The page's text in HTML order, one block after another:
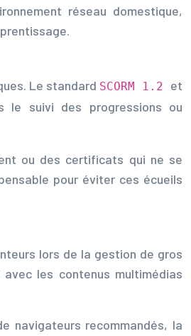
réseau domestique,
Le standard SCORM 1.2 et
le suivi des progressions ou
ou des certificats qui ne se
pour éviter ces écueils
lors de la gestion de gros
les contenus multimédias
navigateurs recommandés, la